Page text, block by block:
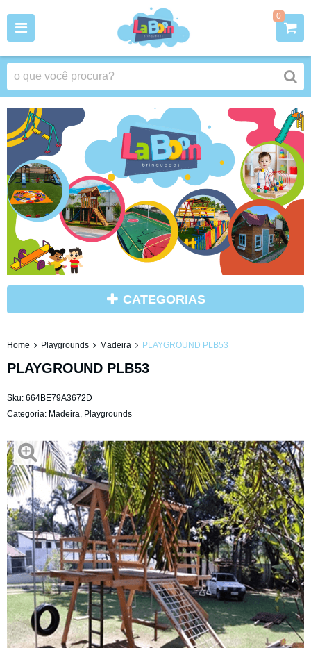
0
CATEGORIAS
Home Playgrounds Madeira PLAYGROUND PLB53
PLAYGROUND PLB53
Sku: 664BE79A3672D
Categoria: Madeira, Playgrounds